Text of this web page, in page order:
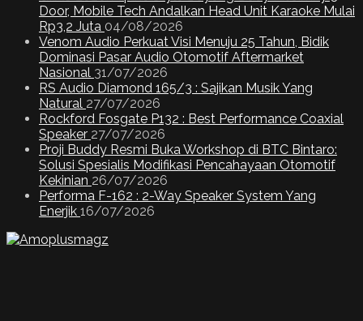
Door, Mobile Tech Andalkan Head Unit Karaoke Mulai
Rp3,2 Juta 04/08/2026
Venom Audio Perkuat Visi Menuju 25 Tahun, Bidik
Dominasi Pasar Audio Otomotif Aftermarket
Nasional 31/07/2026
RS Audio Diamond 165/3 : Sajikan Musik Yang
Natural 27/07/2026
Rockford Fosgate P132 : Best Performance Coaxial
Speaker 27/07/2026
Proji Buddy Resmi Buka Workshop di BTC Bintaro:
Solusi Spesialis Modifikasi Pencahayaan Otomotif
Kekinian 26/07/2026
Performa F-162 : 2-Way Speaker System Yang
Enerjik 16/07/2026